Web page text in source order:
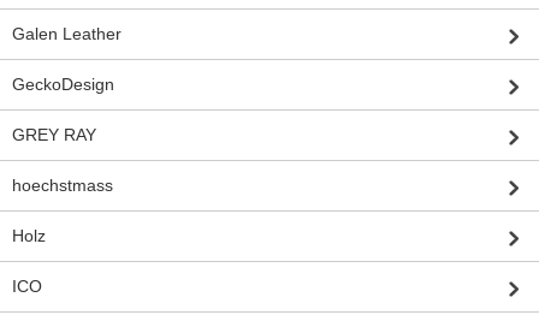
Galen Leather
GeckoDesign
GREY RAY
hoechstmass
Holz
ICO